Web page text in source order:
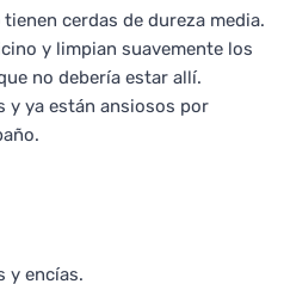
tienen cerdas de dureza media.
y limpian suavemente los
no debería estar allí.
y ya están ansiosos por
y encías.